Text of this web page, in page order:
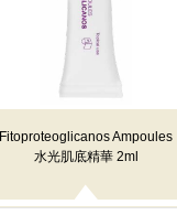
Fitoproteoglicanos Ampoules
水光肌底精華 2ml